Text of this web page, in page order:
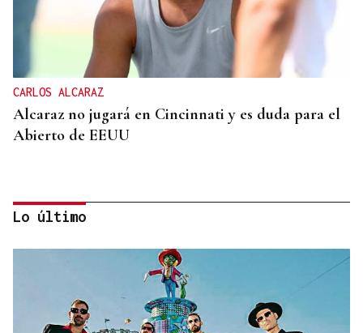
CARLOS ALCARAZ
Alcaraz no jugará en Cincinnati y es duda para el
Abierto de EEUU
Lo último